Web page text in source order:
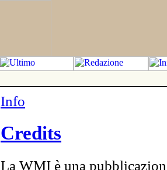
Info
Credits
La WMI è una